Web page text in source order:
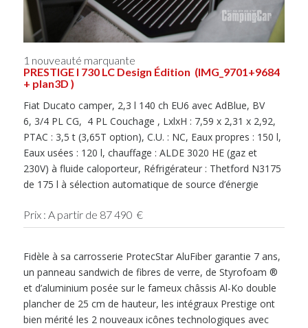
1 nouveauté marquante
PRESTIGE I 730 LC Design Édition (IMG_9701+9684
+ plan3D )
Fiat Ducato camper, 2,3 l 140 ch EU6 avec AdBlue, BV
6, 3/4 PL CG, 4 PL Couchage , LxlxH : 7,59 x 2,31 x 2,92,
PTAC : 3,5 t (3,65T option), C.U. : NC, Eaux propres : 150 l,
Eaux usées : 120 l, chauffage : ALDE 3020 HE (gaz et
230V) à fluide caloporteur, Réfrigérateur : Thetford N3175
de 175 l à sélection automatique de source d’énergie
Prix : A partir de 87 490 €
Fidèle à sa carrosserie ProtecStar AluFiber garantie 7 ans,
un panneau sandwich de fibres de verre, de Styrofoam ®
et d’aluminium posée sur le fameux châssis Al-Ko double
plancher de 25 cm de hauteur, les intégraux Prestige ont
bien mérité les 2 nouveaux icônes technologiques avec